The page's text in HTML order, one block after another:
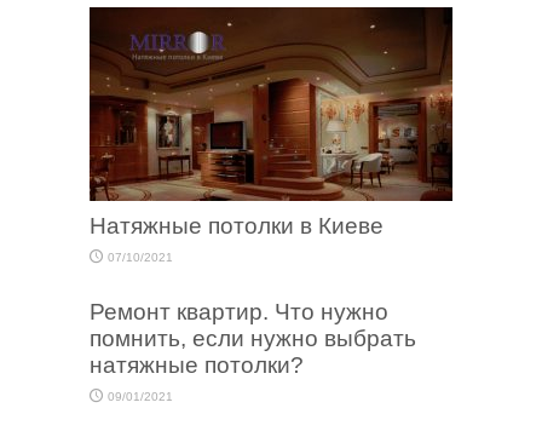
Натяжные потолки в Киеве
07/10/2021
Ремонт квартир. Что нужно
помнить, если нужно выбрать
натяжные потолки?
09/01/2021